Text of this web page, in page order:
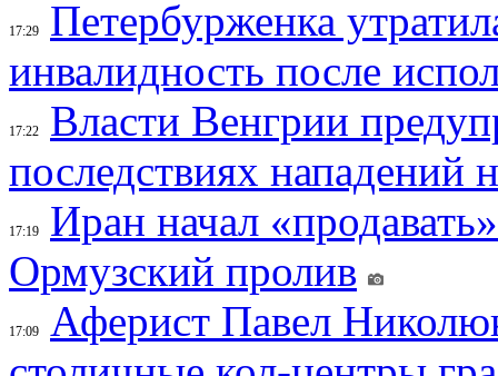
17:29
Петербурженка
инвалидность после
17:22
Власти Венгрии
последствиях нападений
17:19
Иран начал
Ормузский пролив
17:09
Аферист Павел